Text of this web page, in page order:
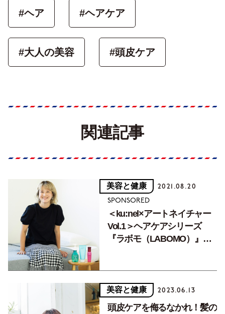
#ヘア #ヘアケア
#大人の美容 #頭皮ケア
関連記事
美容と健康 2021.08.20
SPONSORED
＜ku:nel×アートネイチャー
Vol.1＞ヘアケアシリーズ
『ラボモ（LABOMO）』で
美容と健康 2023.06.13
頭皮ケアを侮るなかれ！髪の